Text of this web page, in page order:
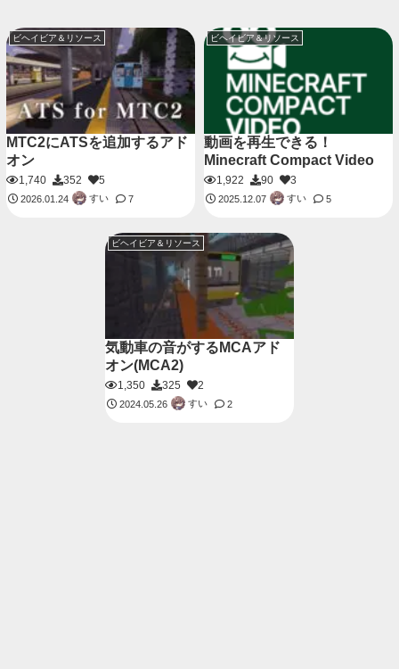
ビヘイビア＆リソース
MTC2にATSを追加するアド
オン
1,740 352 5
2026.01.24 すい 7
ビヘイビア＆リソース
動画を再生できる！
Minecraft Compact Video
1,922 90 3
2025.12.07 すい 5
ビヘイビア＆リソース
気動車の音がするMCAアド
オン(MCA2)
1,350 325 2
2024.05.26 すい 2